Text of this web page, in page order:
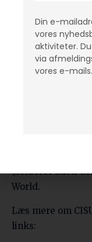
Valgt til de tre
Clara Viltoft,
suppleanter for
(Seniorer uden
World.
Læs mere om
links:
Din e-
vores
aktiviteter.
via
vores e-mails.